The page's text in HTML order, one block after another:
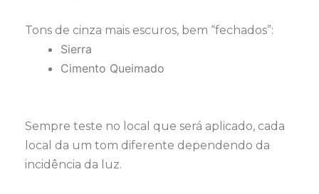
Tons de cinza mais escuros, bem “fechados”:
Sierra
Cimento Queimado
Sempre teste no local que será aplicado, cada
local da um tom diferente dependendo da
incidência da luz.